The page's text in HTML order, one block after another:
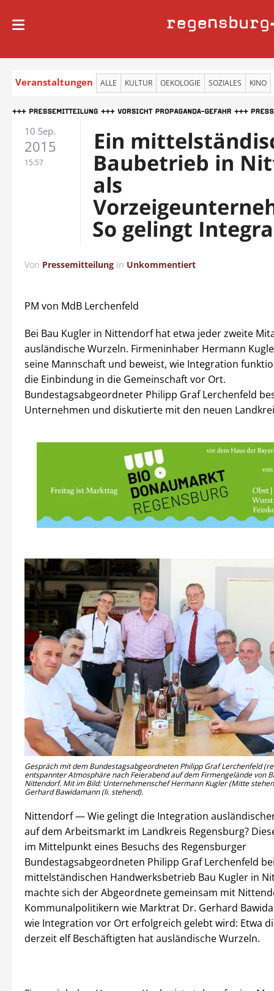
regensburg
Veranstaltungen ALLE KULTUR OEKOLOGIE SOZIALES KINO
10 Sep.
2015
15:57
Ein
Baubetrieb in
als
So gelingt
Von Pressemitteilung in Unkommentiert
PM von MdB Lerchenfeld
Bei Bau Kugler in Nittendorf hat etwa jeder zweite
ausländische Wurzeln. Firmeninhaber Hermann
seine Mannschaft und beweist, wie Integration
die Einbindung in die Gemeinschaft vor Ort.
Bundestagsabgeordneter Philipp Graf Lerchenfeld
Unternehmen und diskutierte mit den neuen
Gespräch mit dem Bundestagsabgeordneten Philipp Graf Lerchenfeld
entspannter Atmosphäre nach Feierabend auf dem Firmengelände von
Nittendorf. Mit im Bild: Unternehmenschef Hermann Kugler (Mitte
Gerhard Bawidamann (li. stehend).
Nittendorf — Wie gelingt die Integration
auf dem Arbeitsmarkt im Landkreis Regensburg?
im Mittelpunkt eines Besuchs des Regensburger
Bundestagsabgeordneten Philipp Graf Lerchenfeld
mittelständischen Handwerksbetrieb Bau Kugler in
machte sich der Abgeordnete gemeinsam mit
Kommunalpolitikern wie Marktrat Dr. Gerhard
wie Integration vor Ort erfolgreich gelebt wird: Etwa
derzeit elf Beschäftigten hat ausländische Wurzeln.